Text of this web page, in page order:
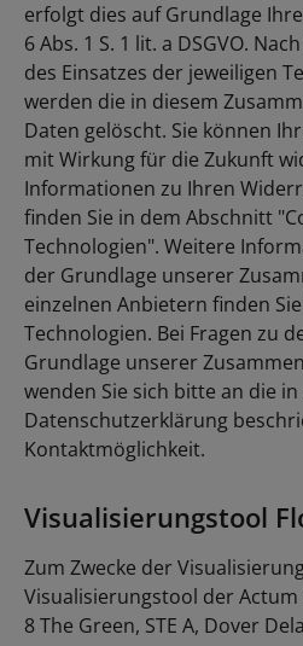
erfolgt dies auf Grundlage
6 Abs. 1 S. 1 lit. a DSGVO.
des Einsatzes der jeweiligen
werden die in diesem
Daten gelöscht. Sie können
mit Wirkung für die Zukunft
Informationen zu Ihren
finden Sie in dem Abschnitt
Technologien". Weitere
der Grundlage unserer
einzelnen Anbietern finden
Technologien. Bei Fragen zu
Grundlage unserer
wenden Sie sich bitte an die
Datenschutzerklärung
Kontaktmöglichkeit.
Visualisierungstool
Zum Zwecke der
Visualisierungstool der
8 The Green, STE A, Dover